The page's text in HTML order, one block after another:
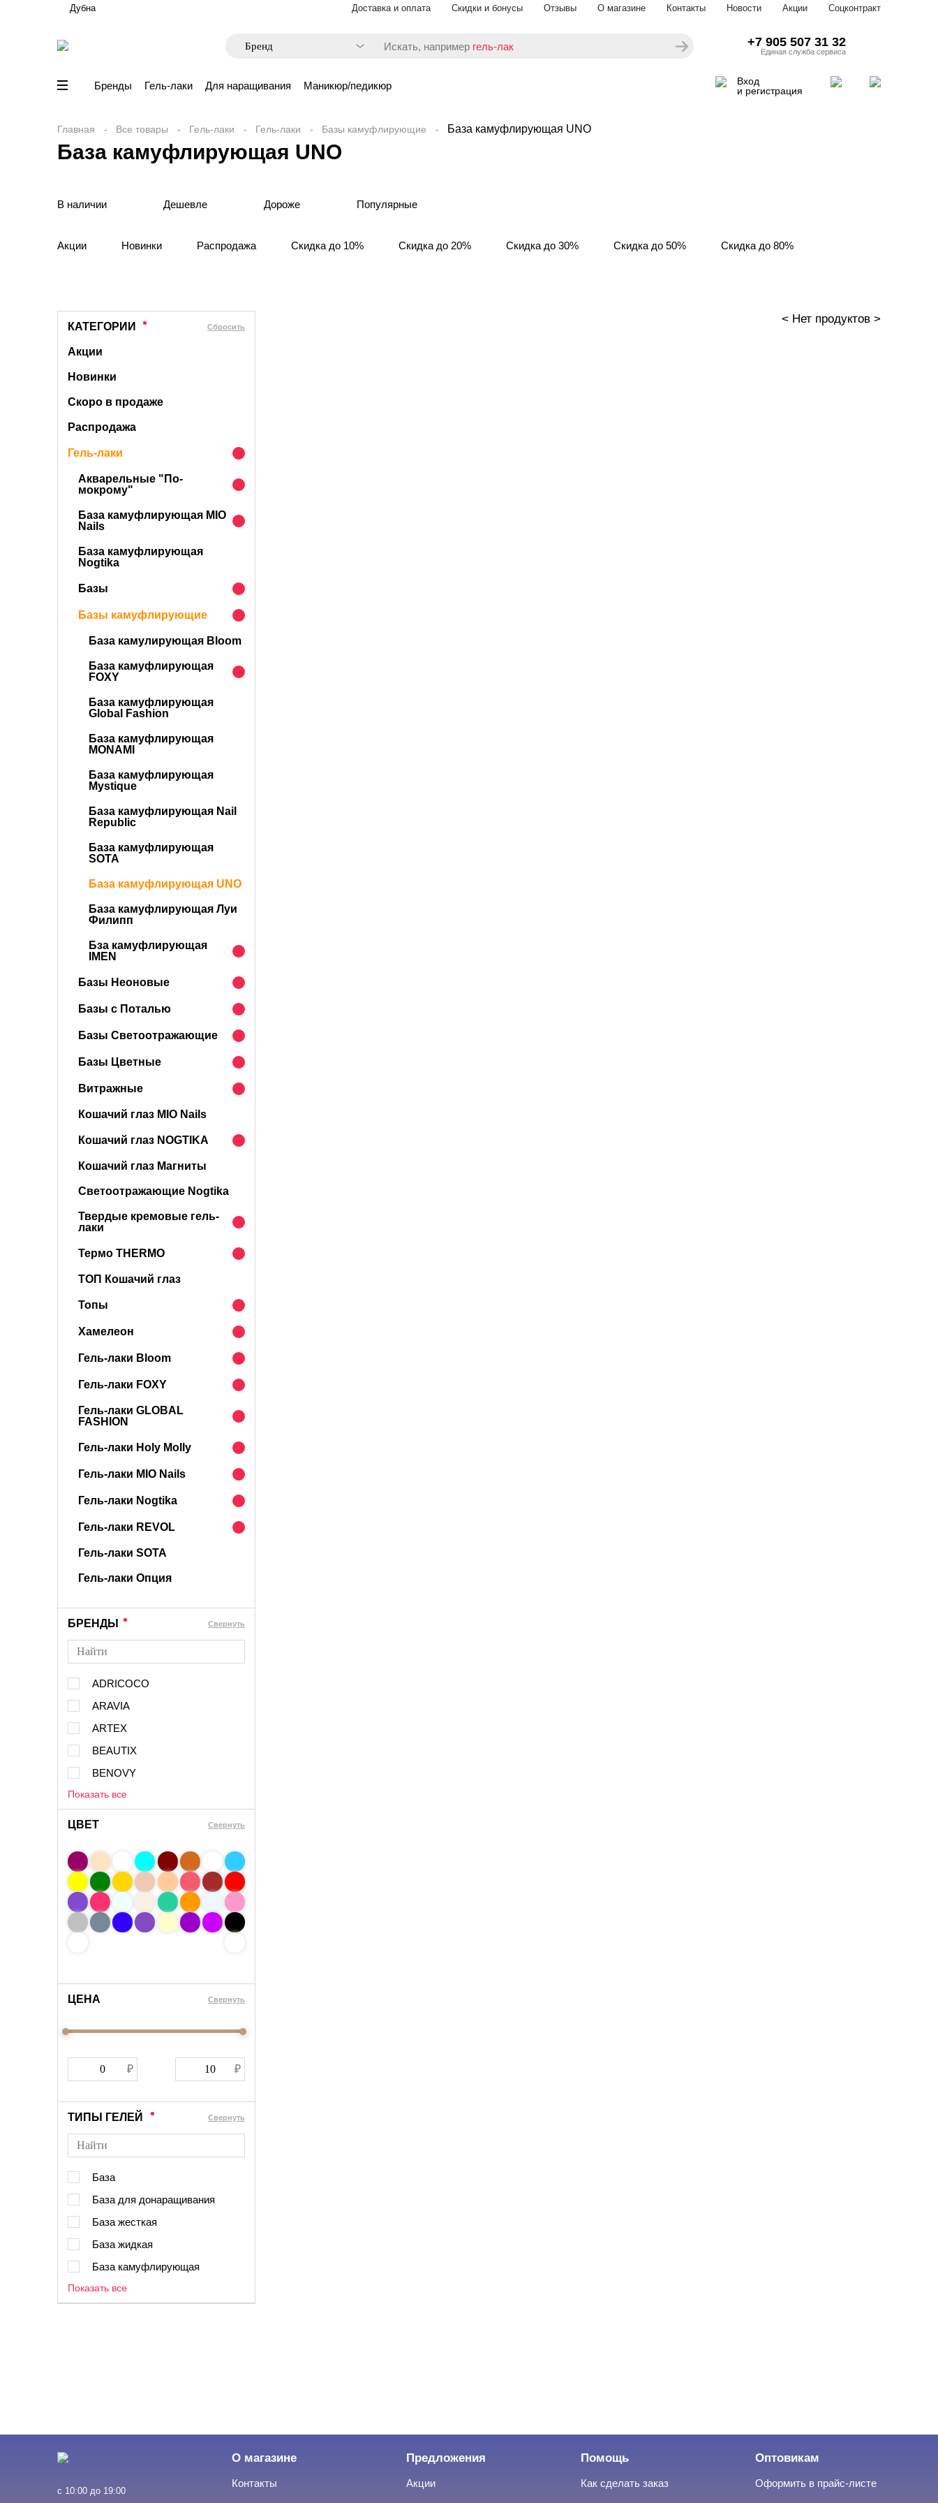
Дубна Доставка и оплата Скидки и бонусы Отзывы О магазине Контакты Новости Акции Соцконтракт
Искать, например гель-лак +7 905 507 31 32
Единая служба сервиса
Бренды Гель-лаки Для наращивания Маникюр/педикюр
Вход
и регистрация
Главная Все товары Гель-лаки Гель-лаки Базы камуфлирующие База камуфлирующая UNO
База камуфлирующая UNO
В наличии Дешевле Дороже Популярные
Акции Новинки Распродажа Скидка до 10% Скидка до 20% Скидка до 30% Скидка до 50% Скидка до 80%
КАТЕГОРИИ Cбросить
Акции
Новинки
Скоро в продаже
Распродажа
Гель-лаки
Акварельные "По-
мокрому"
База камуфлирующая MIO
Nails
База камуфлирующая
Nogtika
Базы
Базы камуфлирующие
База камулирующая Bloom
База камуфлирующая
FOXY
База камуфлирующая
Global Fashion
База камуфлирующая
MONAMI
База камуфлирующая
Mystique
База камуфлирующая Nail
Republic
База камуфлирующая
SOTA
База камуфлирующая UNO
База камуфлирующая Луи
Филипп
Бза камуфлирующая
IMEN
Базы Неоновые
Базы с Поталью
Базы Светоотражающие
Базы Цветные
Витражные
Кошачий глаз MIO Nails
Кошачий глаз NOGTIKA
Кошачий глаз Магниты
Светоотражающие Nogtika
Твердые кремовые гель-
лаки
Термо THERMO
ТОП Кошачий глаз
Топы
Хамелеон
Гель-лаки Bloom
Гель-лаки FOXY
Гель-лаки GLOBAL
FASHION
Гель-лаки Holy Molly
Гель-лаки MIO Nails
Гель-лаки Nogtika
Гель-лаки REVOL
Гель-лаки SOTA
Гель-лаки Опция
БРЕНДЫ Cвернуть
ADRICOCO
ARAVIA
ARTEX
BEAUTIX
BENOVY
Показать все
ЦВЕТ Свернуть
ЦЕНА Cвернуть
ТИПЫ ГЕЛЕЙ Cвернуть
База
База для донаращивания
База жесткая
База жидкая
База камуфлирующая
Показать все
< Нет продуктов >
с 10:00 до 19:00
О магазине
Контакты
Предложения
Акции
Помощь
Как сделать заказ
Оптовикам
Оформить в прайс-листе